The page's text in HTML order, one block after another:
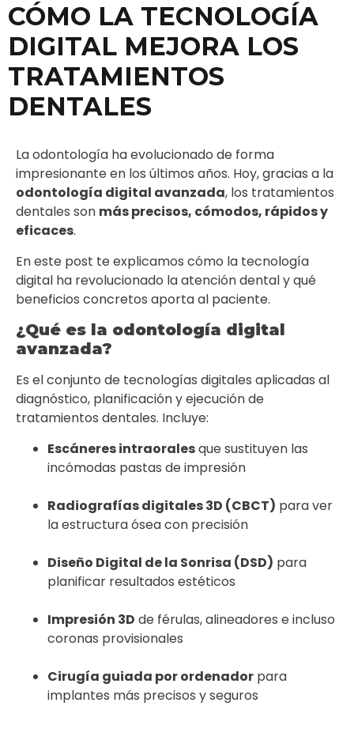
CÓMO LA TECNOLOGÍA
DIGITAL MEJORA LOS
TRATAMIENTOS
DENTALES
La odontología ha evolucionado de forma
impresionante en los últimos años. Hoy, gracias a la
odontología digital avanzada, los tratamientos
dentales son más precisos, cómodos, rápidos y
eficaces.
En este post te explicamos cómo la tecnología
digital ha revolucionado la atención dental y qué
beneficios concretos aporta al paciente.
¿Qué es la odontología digital
avanzada?
Es el conjunto de tecnologías digitales aplicadas al
diagnóstico, planificación y ejecución de
tratamientos dentales. Incluye:
Escáneres intraoralesque sustituyen las
incómodas pastas de impresión
Radiografías digitales 3D (CBCT) para ver
la estructura ósea con precisión
Diseño Digital de la Sonrisa (DSD) para
planificar resultados estéticos
Impresión 3D de férulas, alineadores e incluso
coronas provisionales
Cirugía guiada por ordenador para
implantes más precisos y seguros